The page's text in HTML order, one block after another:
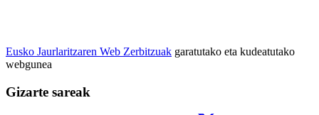
Eusko Jaurlaritzaren Web Zerbitzuak garatutako eta kudeatutako
webgunea
Gizarte sareak